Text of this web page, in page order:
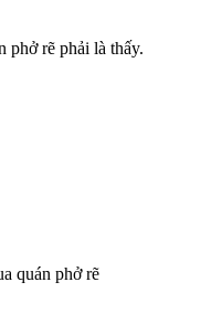
phở rẽ phải là thấy.
quán phở rẽ